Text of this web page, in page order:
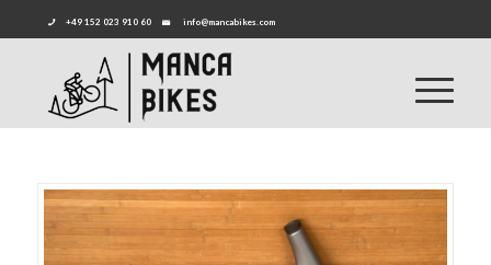
+49 152 023 910 60 info@mancabikes.com